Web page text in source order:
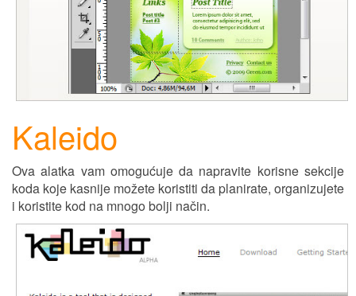
Kaleido
Ova alatka vam omogućuje da napravite korisne sekcije
koda koje kasnije možete koristiti da planirate, organizujete
i koristite kod na mnogo bolji način.